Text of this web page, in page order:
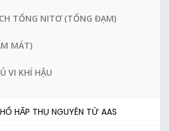
TỔNG NITƠ (TỔNG ĐẠM)
MÁT)
VI KHÍ HẬU
HẤP THỤ NGUYÊN TỬ AAS